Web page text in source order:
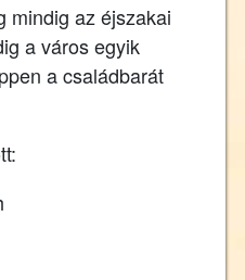
mindig az éjszakai
a város egyik
a családbarát